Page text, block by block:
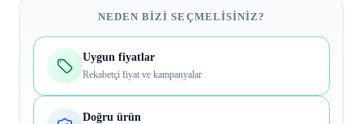
NEDEN BIZI SEÇMELISINIZ?
Uygun fiyatlar
Rekabetçi fiyat ve kampanyalar
Doğru ürün